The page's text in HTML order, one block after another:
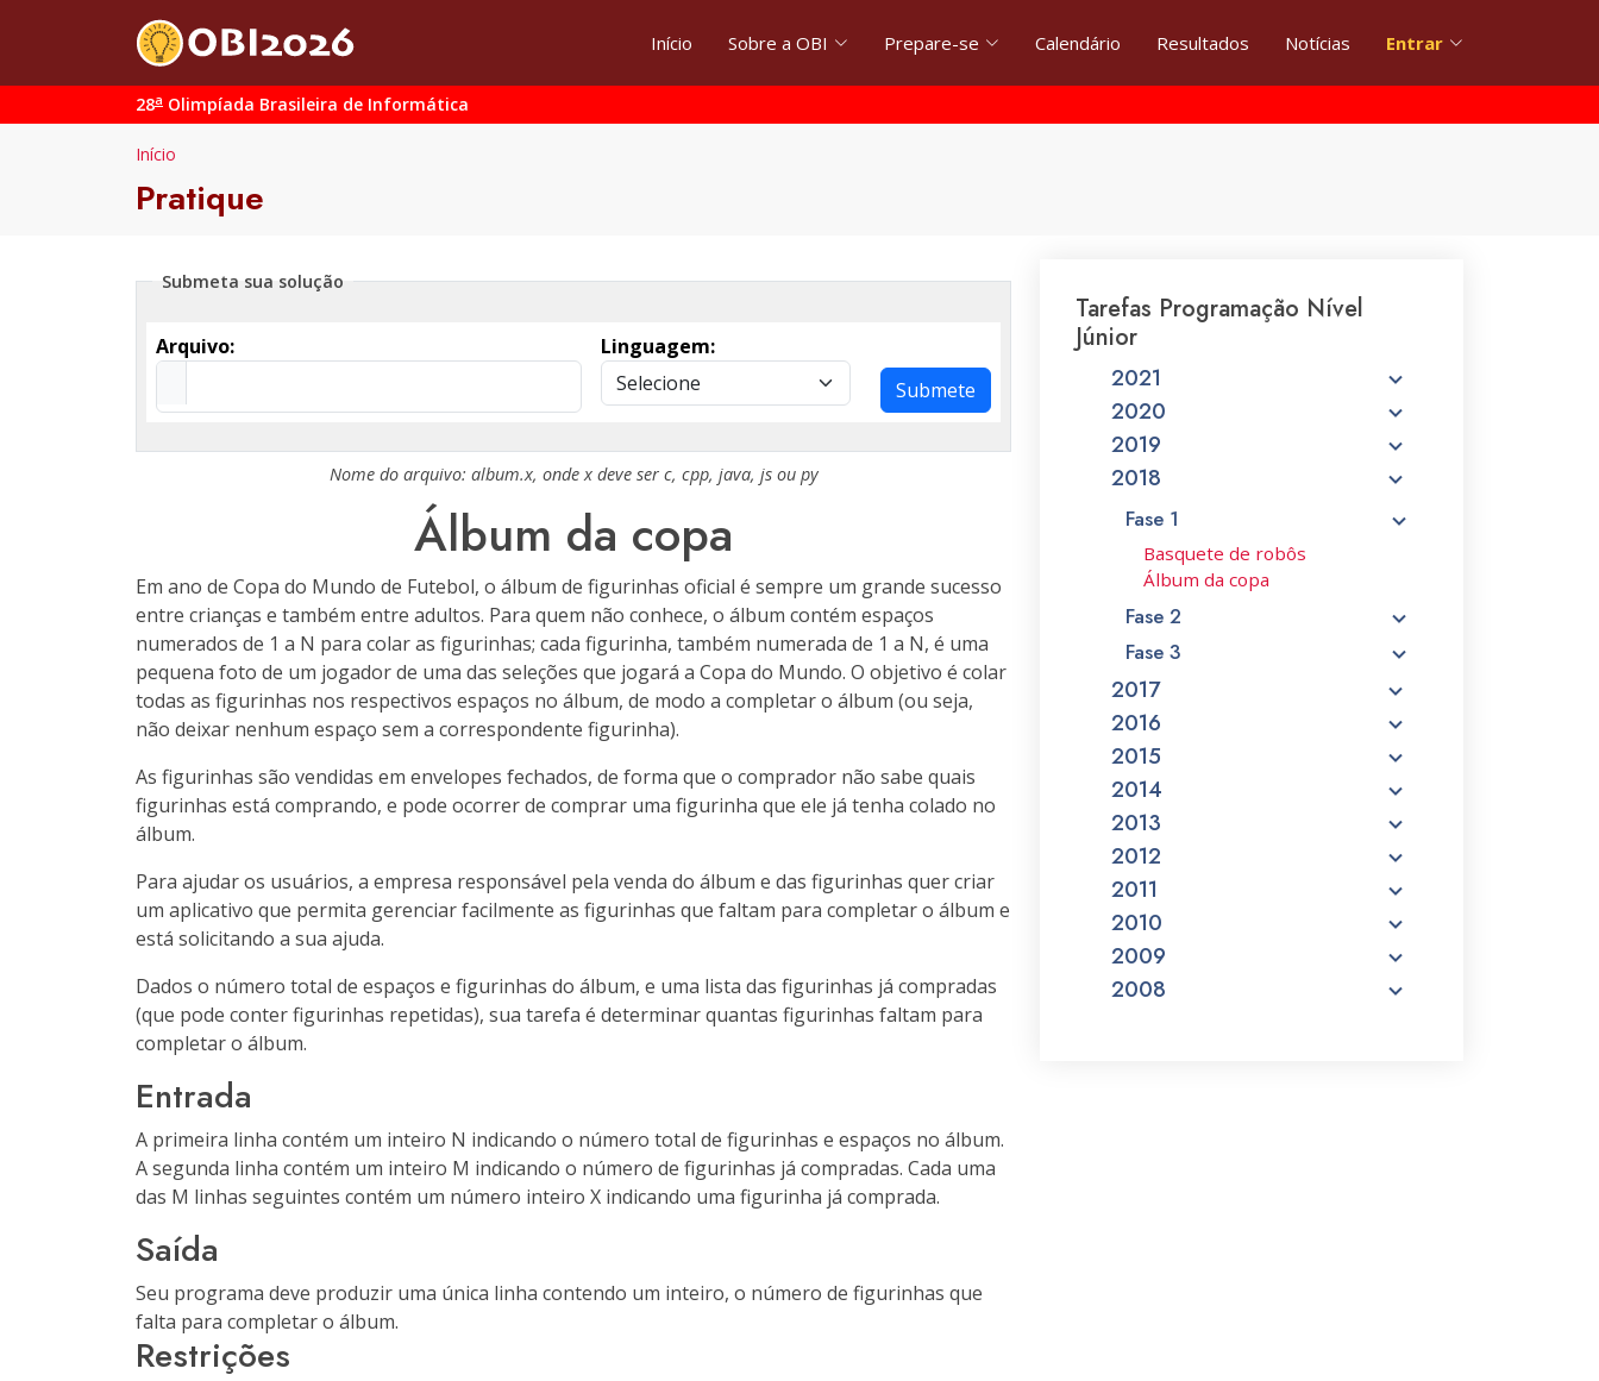
Início Sobre a OBI Prepare-se Calendário Resultados Notícias Entrar
28a Olimpíada Brasileira de Informática
Início
Pratique
Submeta sua solução
Arquivo:
Linguagem:
Submete
Nome do arquivo: album.x, ondexdeve ser c, cpp, java, jsou py
Álbum da copa
Em ano de Copa do Mundo de Futebol, o álbum de figurinhas oficial é sempre um grande sucesso
entre crianças e também entre adultos. Para quem não conhece, o álbum contém espaços
numerados de 1 a N para colar as figurinhas; cada figurinha, também numerada de 1 a N, é uma
pequena foto de um jogador de uma das seleções que jogará a Copa do Mundo. O objetivo é colar
todas as figurinhas nos respectivos espaços no álbum, de modo a completaro álbum (ou seja,
não deixar nenhum espaço sem a correspondente figurinha).
As figurinhas são vendidas em envelopes fechados, de forma que o comprador não sabe quais
figurinhas está comprando, e pode ocorrer de comprar uma figurinha que ele já tenha colado no
álbum.
Para ajudar os usuários, a empresa responsável pela venda do álbum e das figurinhas quer criar
um aplicativo que permita gerenciar facilmente as figurinhas que faltam para completar o álbum e
está solicitando a sua ajuda.
Dados o número total de espaços e figurinhas do álbum, e uma lista das figurinhas já compradas
(que pode conter figurinhas repetidas), sua tarefa é determinar quantas figurinhas faltam para
completaro álbum.
Entrada
A primeira linha contém um inteiro N indicando o número total de figurinhas e espaços no álbum.
A segunda linha contém um inteiro M indicando o número de figurinhas já compradas. Cada uma
das M linhas seguintes contém um número inteiro X indicando uma figurinha já comprada.
Saída
Seu programa deve produzir uma única linha contendo um inteiro, o número de figurinhas que
falta para completar o álbum.
Restrições
Tarefas Programação Nível
Júnior
2021
2020
2019
2018
Fase 1
Basquete de robôs
Álbum da copa
Fase 2
Fase 3
2017
2016
2015
2014
2013
2012
2011
2010
2009
2008